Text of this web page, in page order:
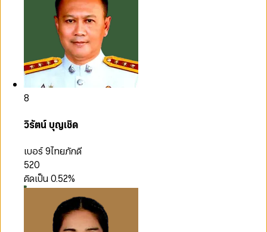
8
วิรัตน์ บุญเชิด
เบอร์ 9ไทยภักดี
520
คิดเป็น0.52%